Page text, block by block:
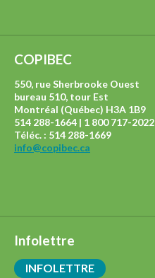
COPIBEC
550, rue Sherbrooke Ouest
bureau 510, tour Est
Montréal (Québec) H3A 1B9
514 288-1664 | 1 800 717-2022
Téléc. : 514 288-1669
info@copibec.ca
Infolettre
INFOLETTRE